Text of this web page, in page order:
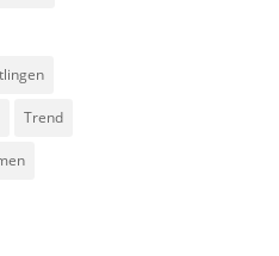
Trend